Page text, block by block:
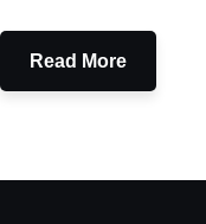
Read More